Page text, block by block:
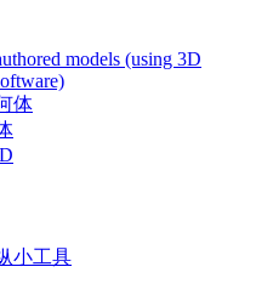
models (using 3D
体
小工具